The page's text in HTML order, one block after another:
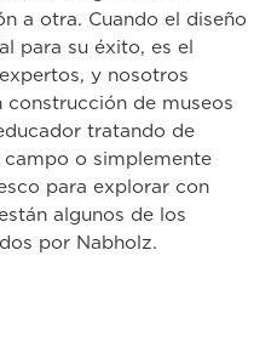
a otra. Cuando el diseño
para su éxito, es el
y nosotros
construcción de museos
tratando de
o simplemente
para explorar con
algunos de los
por Nabholz.